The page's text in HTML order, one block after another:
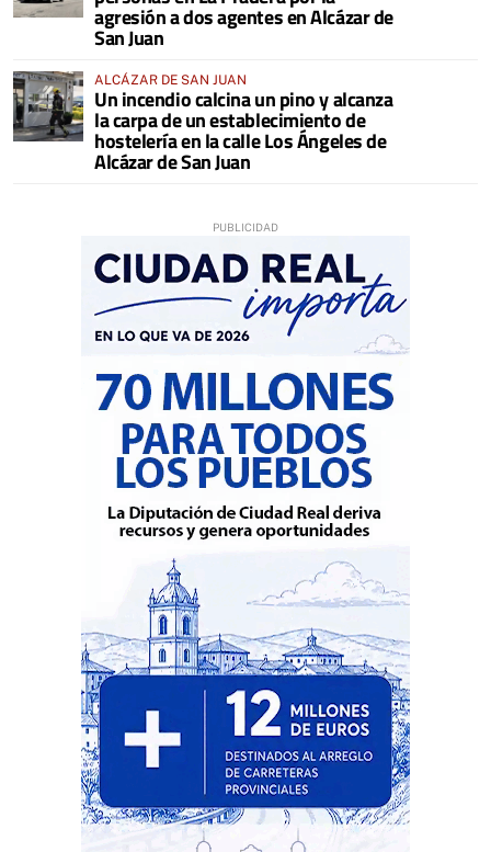
agresión a dos agentes en Alcázar de
San Juan
ALCÁZAR DE SAN JUAN
Un incendio calcina un pino y alcanza
la carpa de un establecimiento de
hostelería en la calle Los Ángeles de
Alcázar de San Juan